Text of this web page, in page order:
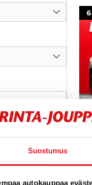
Suostumus
autokauppaa
1.4